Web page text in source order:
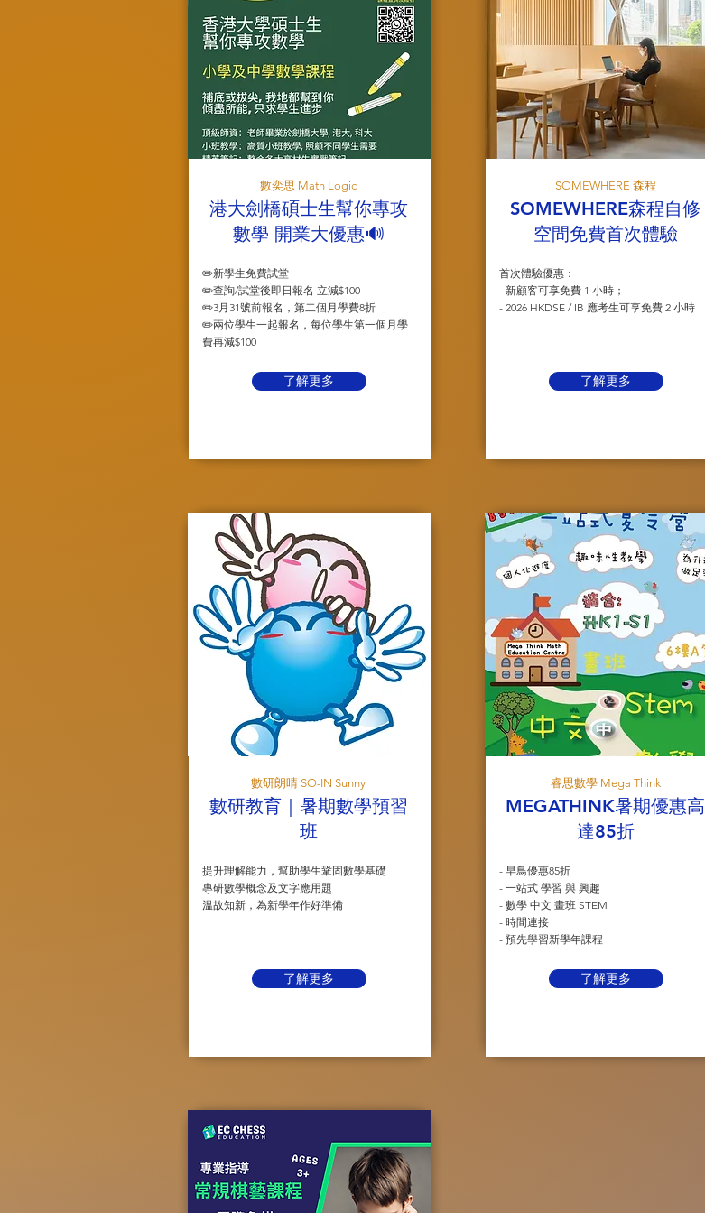
數奕思 Math Logic
港大劍橋碩士生幫你專攻
數學 開業大優惠🔊
✏️新學生免費試堂
✏️查詢/試堂後即日報名 立減$100
✏️3月31號前報名，第二個月學費8折
✏️兩位學生一起報名，每位學生第一個月學
費再減$100
了解更多
數研朗晴 SO-IN Sunny
數研教育｜暑期數學預習
班
提升理解能力，幫助學生鞏固數學基礎
專研數學概念及文字應用題
溫故知新，為新學年作好準備
了解更多
SOMEWHERE 森程
SOMEWHERE森程自修
空間免費首次體驗
首次體驗優惠：
- 新顧客可享免費 1 小時；
- 2026 HKDSE / IB 應考生可享免費 2 小時
了解更多
睿思數學 Mega Think
MEGATHINK暑期優惠高
達85折
- 早鳥優惠85折
- 一站式 學習 與 興趣
- 數學 中文 畫班 STEM
- 時間連接
- 預先學習新學年課程
了解更多